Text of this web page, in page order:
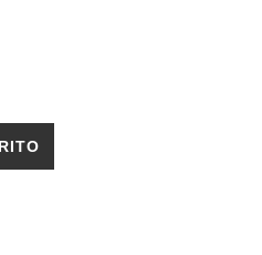
deck 40x9 cantidad